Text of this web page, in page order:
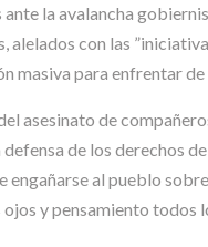
la avalancha
con las
masiva para enfrentar
asesinato de
de los derechos
engañarse al pueblo
y pensamiento